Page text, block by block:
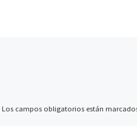
Los campos obligatorios están